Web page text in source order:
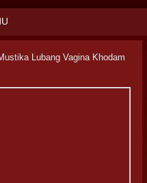
Lubang Vagina Khodam